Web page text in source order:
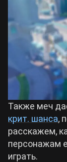
Path of
Wuthering
Hogwarts
Cyberpunk
Билды
Также меч
крит. шанса,
расскажем,
персонажам
играть.